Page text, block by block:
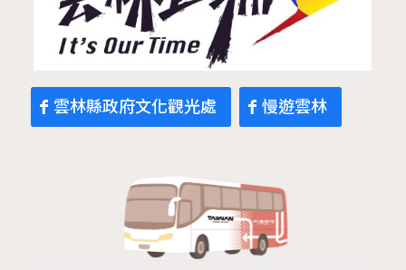
雲林縣政府文化觀光處 慢遊雲林